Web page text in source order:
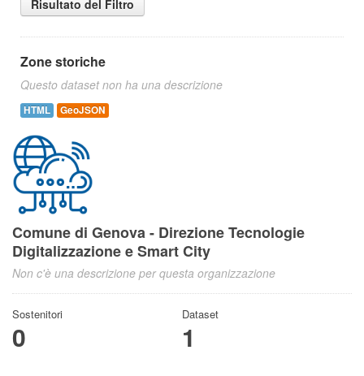
Risultato del Filtro
Zone storiche
Questo dataset non ha una descrizione
HTML GeoJSON
Comune di Genova - Direzione Tecnologie
Digitalizzazione e Smart City
Non c'è una descrizione per questa organizzazione
Sostenitori
0
Dataset
1